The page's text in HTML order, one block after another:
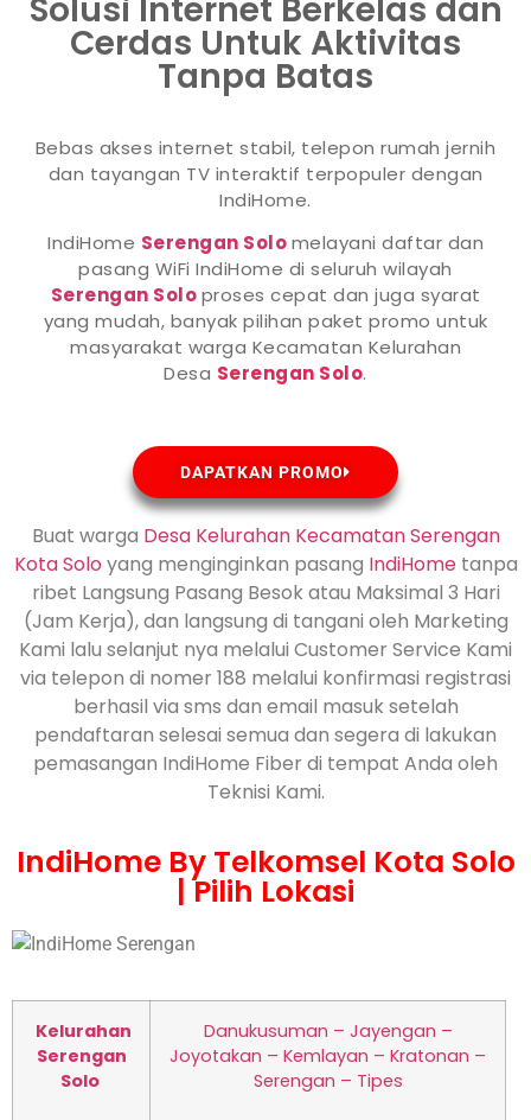
Solusi Internet Berkelas dan
Cerdas Untuk Aktivitas
Tanpa Batas
Bebas akses internet stabil, telepon rumah jernih
dan tayangan TV interaktif terpopuler dengan
IndiHome.
IndiHome Serengan Solomelayani daftar dan
pasang WiFi IndiHome di seluruh wilayah
Serengan Soloproses cepat dan juga syarat
yang mudah, banyak pilihan paket promo untuk
masyarakat warga Kecamatan Kelurahan
Desa Serengan Solo.
DAPATKAN PROMO
Buat warga Desa Kelurahan Kecamatan Serengan
Kota Solo yang menginginkan pasang IndiHometanpa
ribet Langsung Pasang Besok atau Maksimal 3 Hari
(Jam Kerja), dan langsung di tangani oleh Marketing
Kami lalu selanjut nya melalui Customer Service Kami
via telepon di nomer 188 melalui konfirmasi registrasi
berhasil via sms dan email masuk setelah
pendaftaran selesai semua dan segera di lakukan
pemasangan IndiHome Fiber di tempat Anda oleh
Teknisi Kami.
IndiHome By Telkomsel Kota Solo
| Pilih Lokasi
Kelurahan
Serengan
Solo
Danukusuman – Jayengan –
Joyotakan – Kemlayan – Kratonan –
Serengan – Tipes